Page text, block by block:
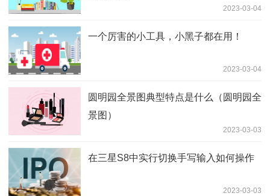
2023-03-04
一个厉害的小工具，小黑子都在用！
2023-03-04
圆明园全景图典型特点是什么（圆明园全
景图）
2023-03-03
在三星S8中实行切换手写输入如何操作
2023-03-03